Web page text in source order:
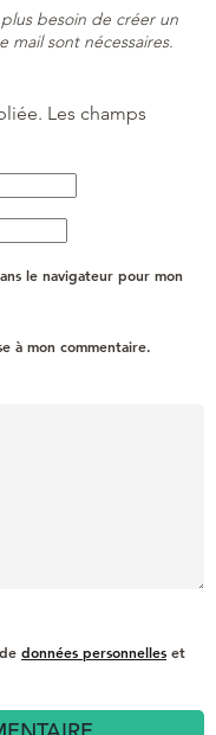
plus besoin de créer un
mail sont nécessaires.
Les champs
le navigateur pour mon
à mon commentaire.
données personnelles et